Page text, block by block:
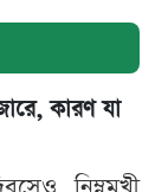
কারণ যা